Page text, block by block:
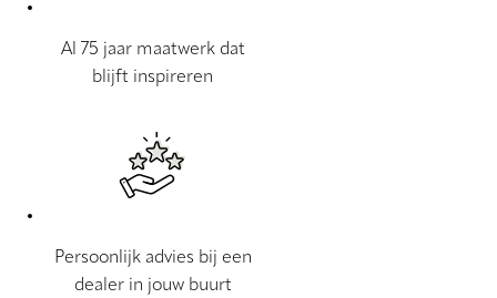
Al 75 jaar maatwerk dat
blijft inspireren
Persoonlijk advies bij een
dealer in jouw buurt